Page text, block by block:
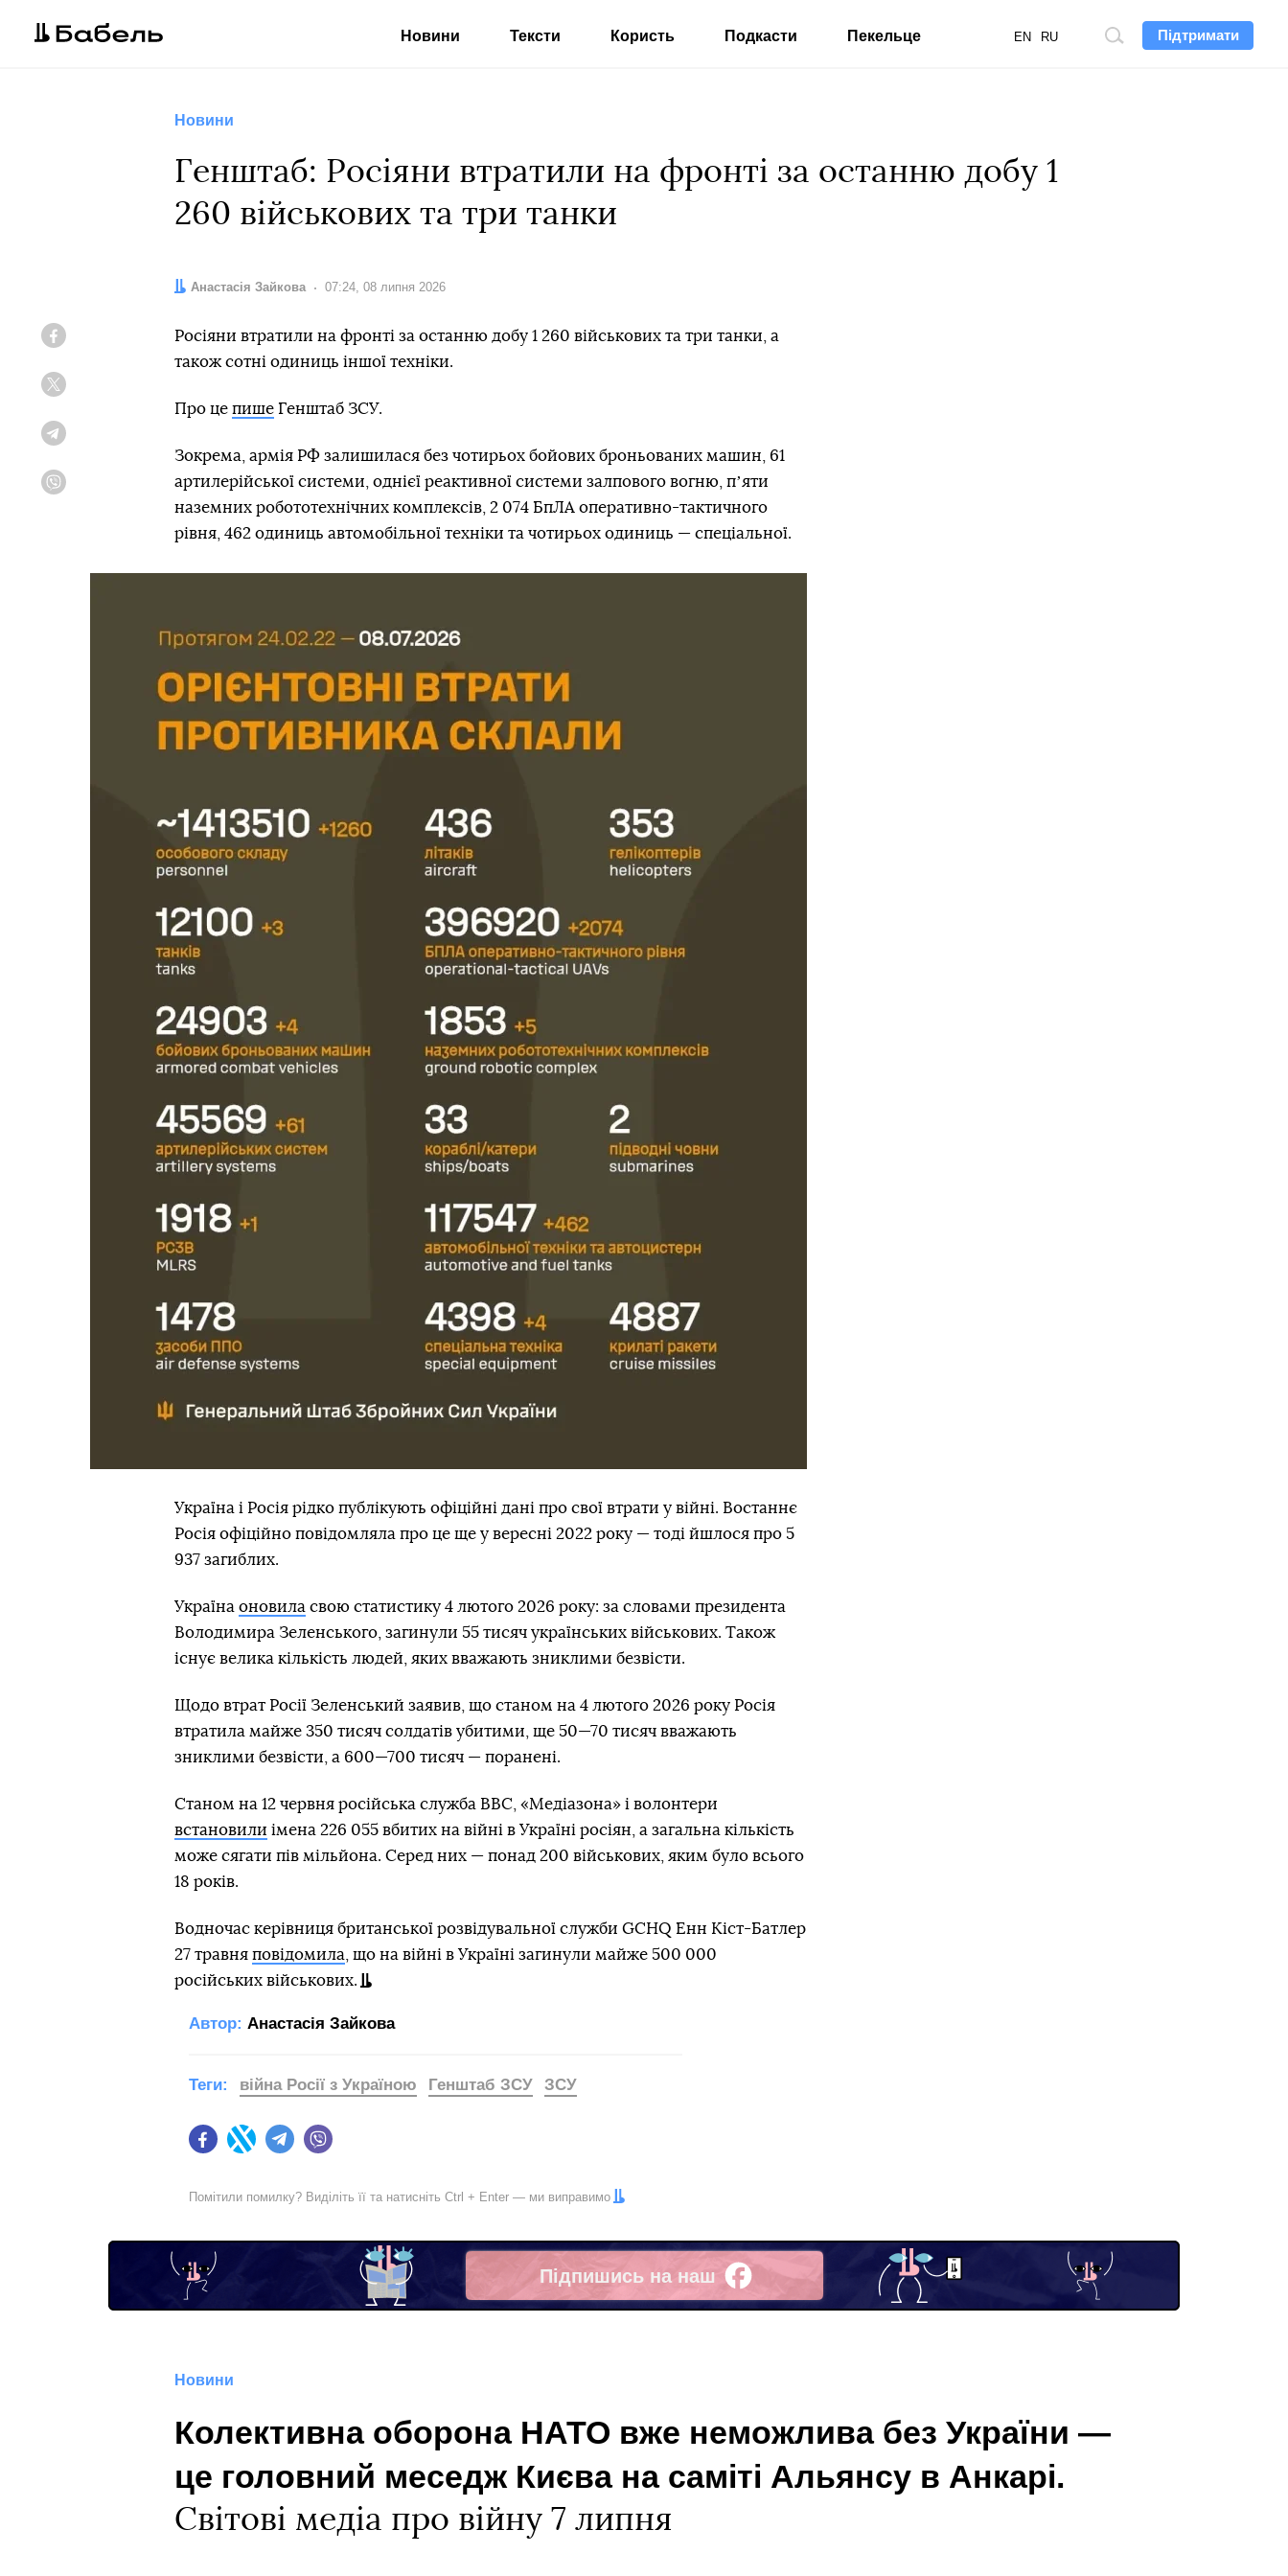
Підтримати
Пошук
EN RU
Новини Тексти Користь Подкасти Пекельце
Новини
Генштаб: Росіяни втратили на фронті за останню добу 1
260 військових та три танки
Автор:
Анастасія Зайкова Дата:
07:24, 08 липня 2026
Росіяни втратили на фронті за останню добу 1 260 військових та три танки, а
також сотні одиниць іншої техніки.
Про це пише Генштаб ЗСУ.
Зокрема, армія РФ залишилася без чотирьох бойових броньованих машин, 61
артилерійської системи, однієї реактивної системи залпового вогню, пʼяти
наземних робототехнічних комплексів, 2 074 БпЛА оперативно-тактичного
рівня, 462 одиниць автомобільної техніки та чотирьох одиниць — спеціальної.
Україна і Росія рідко публікують офіційні дані про свої втрати у війні. Востаннє
Росія офіційно повідомляла про це ще у вересні 2022 року — тоді йшлося про 5
937 загиблих.
Україна оновила свою статистику 4 лютого 2026 року: за словами президента
Володимира Зеленського, загинули 55 тисяч українських військових. Також
існує велика кількість людей, яких вважають зниклими безвісти.
Щодо втрат Росії Зеленський заявив, що станом на 4 лютого 2026 року Росія
втратила майже 350 тисяч солдатів убитими, ще 50—70 тисяч вважають
зниклими безвісти, а 600—700 тисяч — поранені.
Станом на 12 червня російська служба BBC, «Медіазона» і волонтери
встановили імена 226 055 вбитих на війні в Україні росіян, а загальна кількість
може сягати пів мільйона. Серед них — понад 200 військових, яким було всього
18 років.
Водночас керівниця британської розвідувальної служби GCHQ Енн Кіст-Батлер
27 травня повідомила , що на війні в Україні загинули майже 500 000
російських військових.
Автор: Анастасія Зайкова
FacebookTwitter Telegram
Теги: війна Росії з Україною Генштаб ЗСУ ЗСУ
Помітили помилку? Виділіть її та натисніть Ctrl + Enter — ми виправимо
Підпишись на наш
Facebook
Новини
Колективна оборона НАТО вже неможлива без України —
це головний меседж Києва на саміті Альянсу в Анкарі.
Світові медіа про війну 7 липня